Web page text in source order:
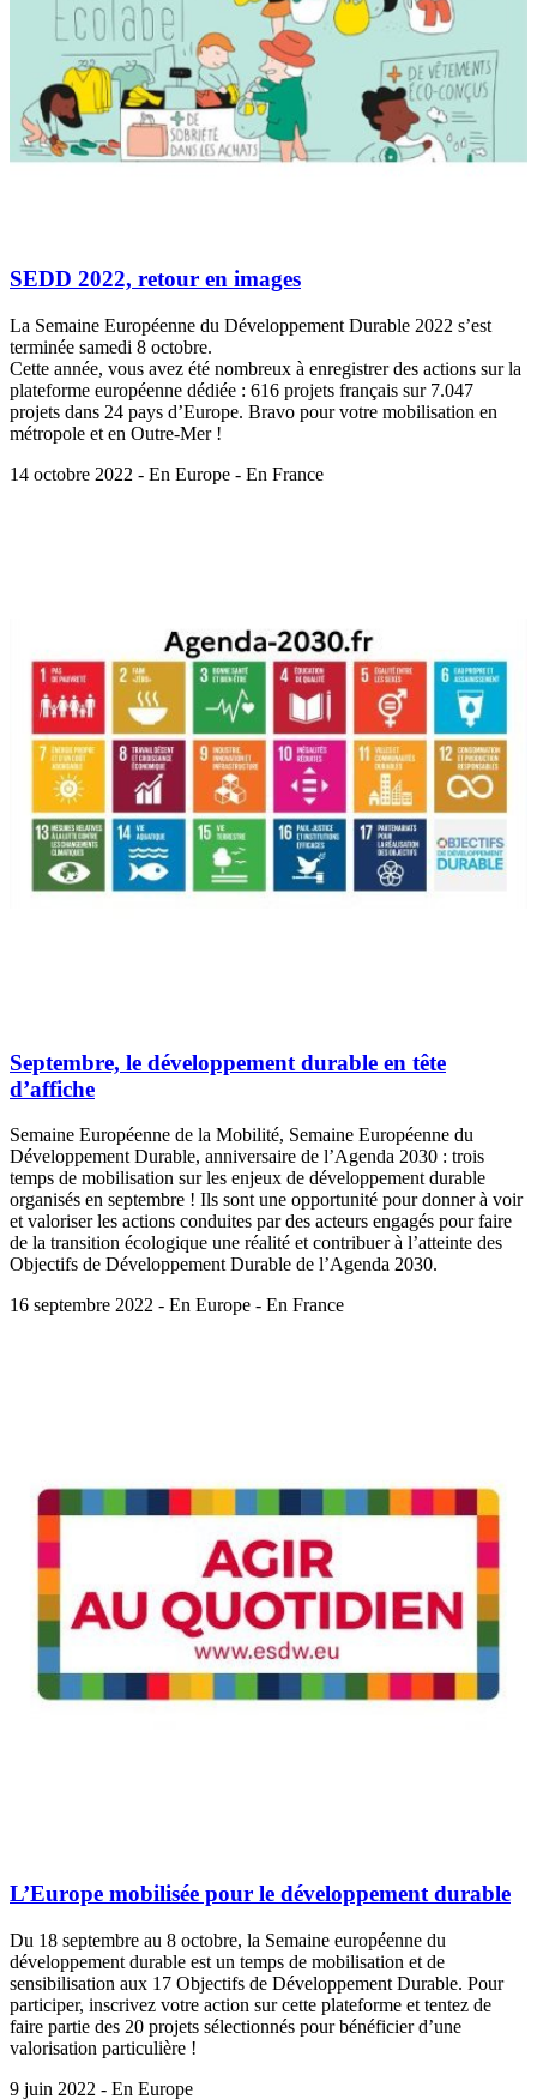
SEDD 2022, retour en images
La Semaine Européenne du Développement Durable 2022 s’est
terminée samedi 8 octobre.
Cette année, vous avez été nombreux à enregistrer des actions sur la
plateforme européenne dédiée : 616 projets français sur 7.047
projets dans 24 pays d’Europe. Bravo pour votre mobilisation en
métropole et en Outre-Mer !
14 octobre 2022 - En Europe - En France
Septembre, le développement durable en tête
d’affiche
Semaine Européenne de la Mobilité, Semaine Européenne du
Développement Durable, anniversaire de l’Agenda 2030 : trois
temps de mobilisation sur les enjeux de développement durable
organisés en septembre ! Ils sont une opportunité pour donner à voir
et valoriser les actions conduites par des acteurs engagés pour faire
de la transition écologique une réalité et contribuer à l’atteinte des
Objectifs de Développement Durable de l’Agenda 2030.
16 septembre 2022 - En Europe - En France
L’Europe mobilisée pour le développement durable
Du 18 septembre au 8 octobre, la Semaine européenne du
développement durable est un temps de mobilisation et de
sensibilisation aux 17 Objectifs de Développement Durable. Pour
participer, inscrivez votre action sur cette plateforme et tentez de
faire partie des 20 projets sélectionnés pour bénéficier d’une
valorisation particulière !
9 juin 2022 - En Europe